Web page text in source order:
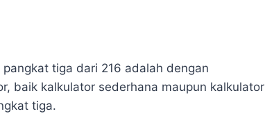
tiga dari 216 adalah dengan
baik kalkulator sederhana maupun kalkulator
tiga.